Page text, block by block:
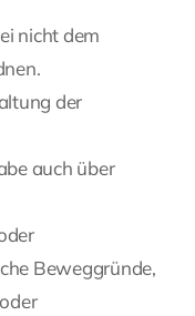
nicht dem
der
auch über
Beweggründe,